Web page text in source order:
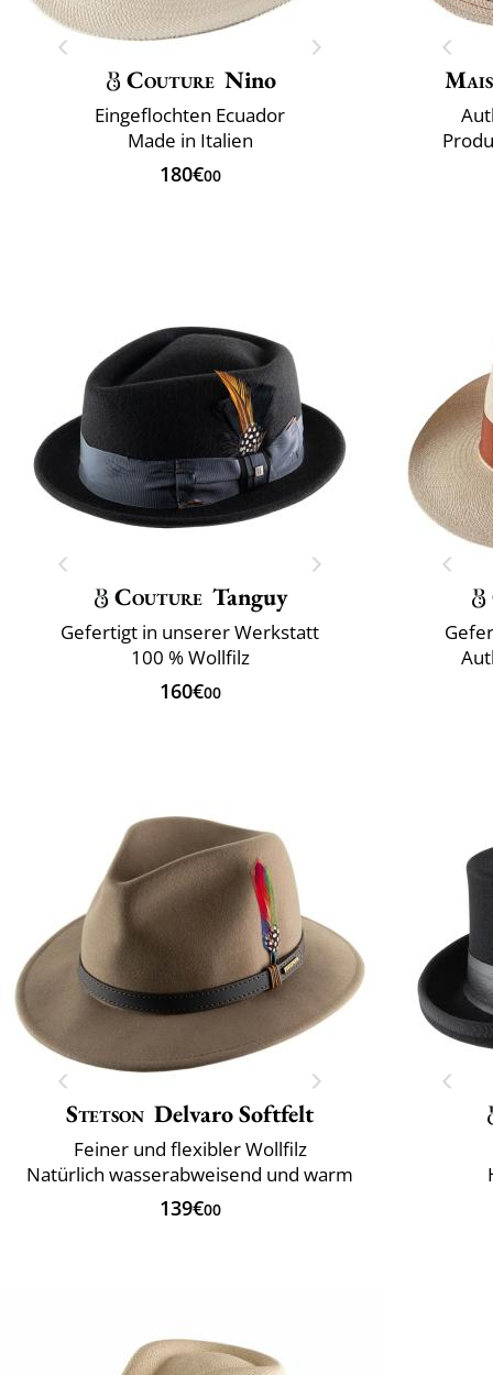
Couture Nino
Eingeflochten Ecuador
Made in Italien
180€00
Couture Tanguy
Gefertigt in unserer Werkstatt
100 % Wollfilz
160€00
Stetson Delvaro Softfelt
Feiner und flexibler Wollfilz
Natürlich wasserabweisend und warm
139€00